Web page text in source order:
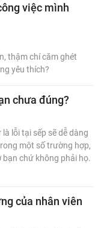
việc mình
thậm chí căm ghét
yêu thích?
chưa đúng?
lỗi tại sếp sẽ dễ dàng
một số trường hợp,
chứ không phải họ.
của nhân viên